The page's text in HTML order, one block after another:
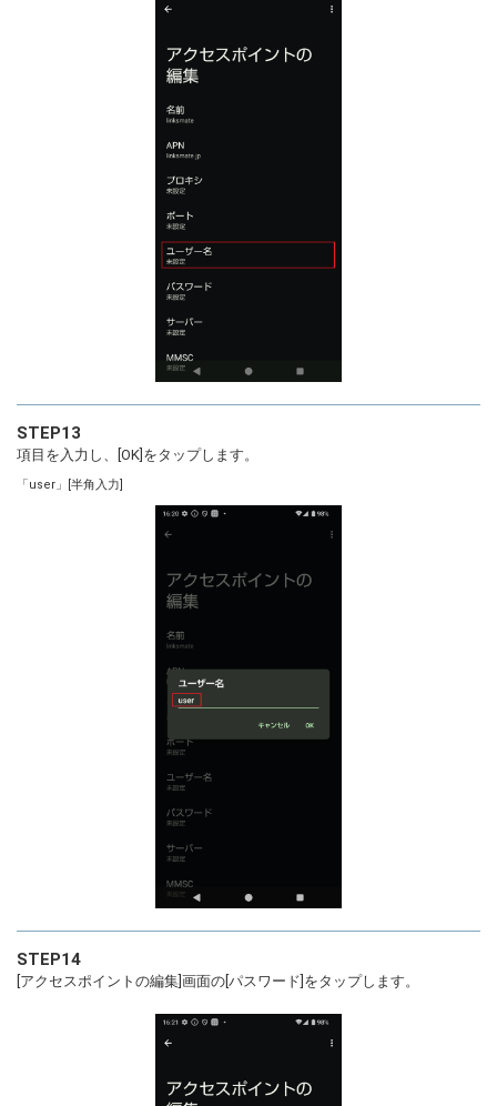
STEP13
項目を入力し、[OK]をタップします。
「user」[半角入力]
STEP14
[アクセスポイントの編集]画面の[パスワード]をタップします。